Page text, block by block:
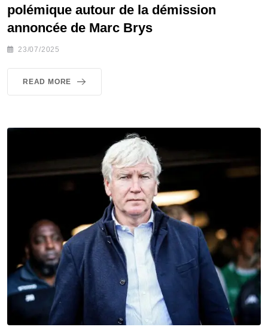
polémique autour de la démission
annoncée de Marc Brys
23/07/2025
READ MORE